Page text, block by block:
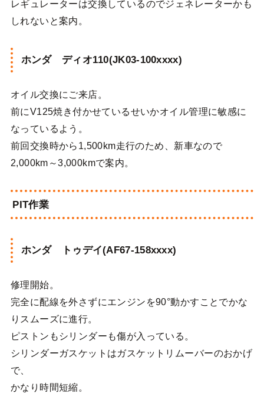
レギュレーターは交換しているのでジェネレーターかも
しれないと案内。
ホンダ ディオ110(JK03-100xxxx)
オイル交換にご来店。
前にV125焼き付かせているせいかオイル管理に敏感に
なっているよう。
前回交換時から1,500km走行のため、新車なので
2,000km～3,000kmで案内。
PIT作業
ホンダ トゥデイ(AF67-158xxxx)
修理開始。
完全に配線を外さずにエンジンを90°動かすことでかな
りスムーズに進行。
ピストンもシリンダーも傷が入っている。
シリンダーガスケットはガスケットリムーバーのおかげ
で、
かなり時間短縮。